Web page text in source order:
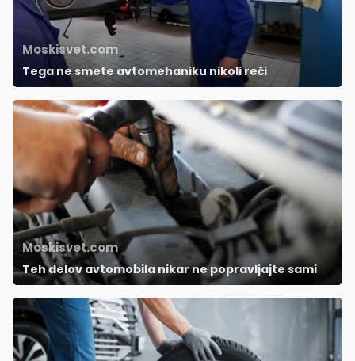
Moskisvet.com
Tega ne smete avtomehaniku nikoli reči
Moskisvet.com
Teh delov avtomobila nikar ne popravljajte sami